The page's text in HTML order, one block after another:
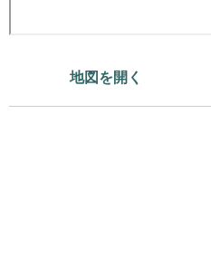
地図を開く